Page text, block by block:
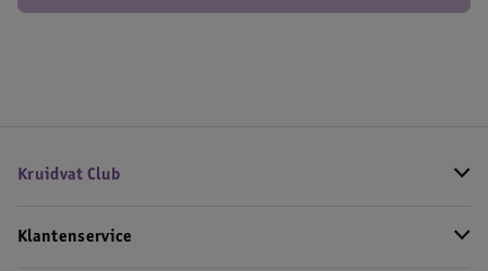
Kruidvat Club
Klantenservice